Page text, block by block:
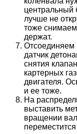
центральный
лучше не
тоже
держат.
Отсоединяем
датчик
снятия
картерных
двигателя.
и ее тоже.
На
выставить
вращении